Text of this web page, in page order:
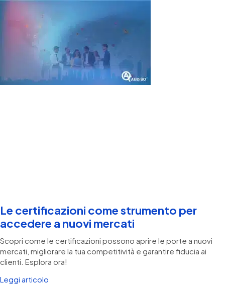
Le certificazioni come strumento per
accedere a nuovi mercati
Scopri come le certificazioni possono aprire le porte a nuovi
mercati, migliorare la tua competitività e garantire fiducia ai
clienti. Esplora ora!
Leggi articolo